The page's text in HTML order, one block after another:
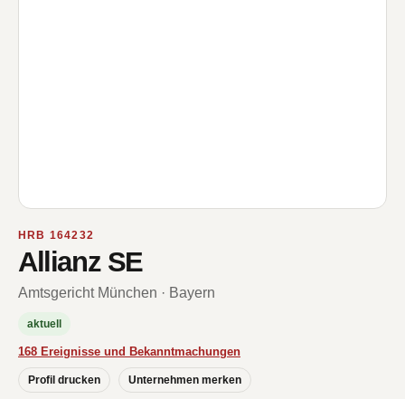
HRB 164232
Allianz SE
Amtsgericht München · Bayern
aktuell
168 Ereignisse und Bekanntmachungen
Profil drucken Unternehmen merken